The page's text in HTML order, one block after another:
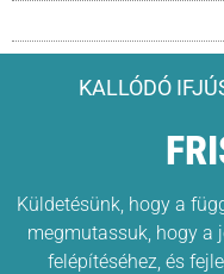
KALLÓDÓ
Küldetésünk, hogy a
megmutassuk, hogy a
felépítéséhez, és